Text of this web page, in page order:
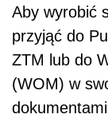
Aby wyrobić
przyjąć do
ZTM lub do
(WOM) w